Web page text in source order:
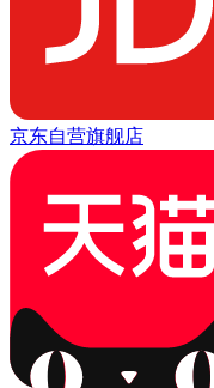
京东自营旗舰店